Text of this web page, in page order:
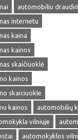
automobiliu
internetu
kaina
kainos
skaičiuoklė
kainos
skaiciuokle
kainos
automobilių
vilniuje
automokyklos